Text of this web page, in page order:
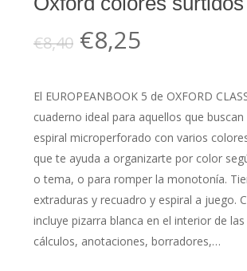
€8,40 El
precio
original
era:
€8,40.
€8,25El
actual
es:
€8,25.
El EUROPEANBOOK 5 de OXFORD
cuaderno ideal para aquellos que
espiral microperforado con varios
que te ayuda a organizarte por color
o tema, o para romper la monotonía.
extraduras y recuadro y espiral a juego.
incluye pizarra blanca en el interior de
cálculos, anotaciones, borradores,…